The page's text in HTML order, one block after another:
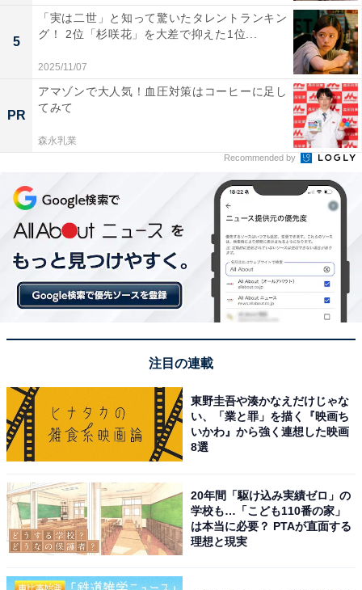
お笑い芸人・バカリズムさんが脚本を担当し、主演の安
藤サクラさんのほか、バカリズムさん、夏帆さん、木南
晴夏さんらが出演しました。
地元の市役所で働く実家住まいの独身女性、近藤麻美
が、平凡な人生をもう1度やり直すという、不思議な日
常を描くタイムリープ系ヒューマンコメディドラマで
す。
＞次ページ：20位までのランキング結果を見る
「満足度が高かった冬ドラマ」ランキング！ 3位『罠の
戦争』、2位『星降る夜に』、1位は？【2023年】
・
高校生が「今一番好きなテレビ番組」ランキング！ 2位
『月曜から夜ふかし』、1位は？
・
「期待している春ドラマ」ランキング！ 3位『ラストマ
ン』、2位『風間公親 教場0』、1位は？【2023年】
・
「主演俳優が良かったと思う冬ドラマ」ランキング！ 2
5
「実は二世」と知って驚いたタレントランキン
グ！ 2位「杉咲花」を大差で抑えた1位...
2025/11/07
PR
アマゾンで大人気！血圧対策はコーヒーに足し
てみて
森永乳業
Recommended by
注目の連載
東野圭吾や湊かなえだけじゃな
い、「業と罪」を描く『映画ち
いかわ』から強く連想した映画
8選
20年間「駆け込み実績ゼロ」の
学校も…「こども110番の家」
は本当に必要？ PTAが直面する
理想と現実